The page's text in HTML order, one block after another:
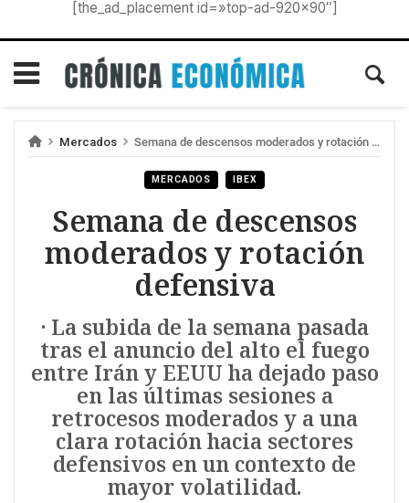
[the_ad_placement id=»top-ad-920×90″]
Mercados Semana de descensos moderados y rotación defensiva
MERCADOS IBEX
Semana de descensos
moderados y rotación
defensiva
· La subida de la semana pasada
tras el anuncio del alto el fuego
entre Irán y EEUU ha dejado paso
en las últimas sesiones a
retrocesos moderados y a una
clara rotación hacia sectores
defensivos en un contexto de
mayor volatilidad.